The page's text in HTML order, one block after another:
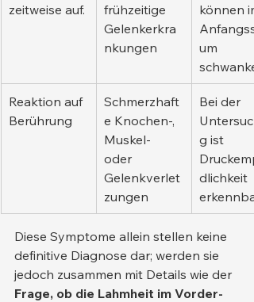
zeitweise auf.
frühzeitige
Gelenkerkra
nkungen
können
um
Reaktion auf
Berührung
Schmerzhaft
e Knochen-,
Muskel-
oder
Gelenkverlet
zungen
Bei der
g ist
dlichkeit
erkennbar.
Diese Symptome allein stellen keine
definitive Diagnose dar; werden sie
jedoch zusammen mit Details wie der
Frage, ob die Lahmheit im Vorder-